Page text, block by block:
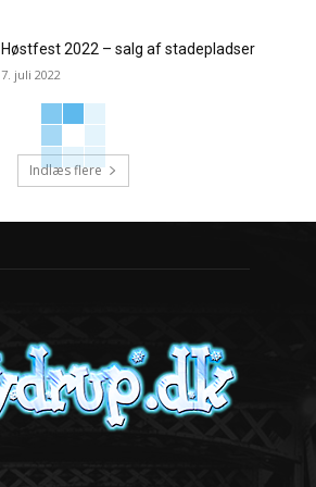
Høstfest 2022 – salg af stadepladser
7. juli 2022
Indlæs flere